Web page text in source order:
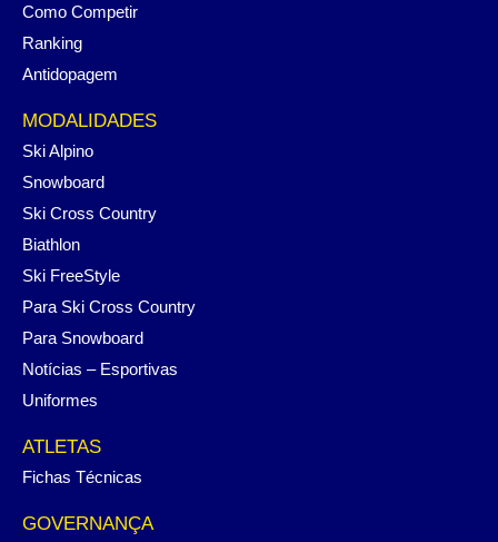
Como Competir
Ranking
Antidopagem
MODALIDADES
Ski Alpino
Snowboard
Ski Cross Country
Biathlon
Ski FreeStyle
Para Ski Cross Country
Para Snowboard
Notícias – Esportivas
Uniformes
ATLETAS
Fichas Técnicas
GOVERNANÇA